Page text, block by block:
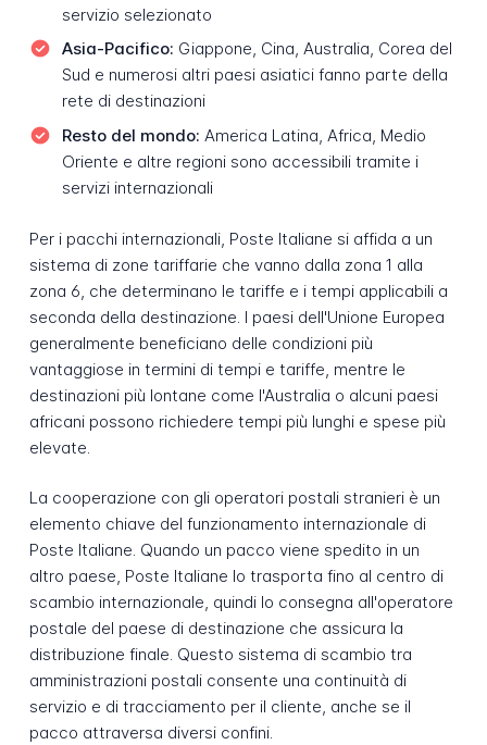
servizio selezionato
Asia-Pacifico: Giappone, Cina, Australia, Corea del
Sud e numerosi altri paesi asiatici fanno parte della
rete di destinazioni
Resto del mondo: America Latina, Africa, Medio
Oriente e altre regioni sono accessibili tramite i
servizi internazionali
Per i pacchi internazionali, Poste Italiane si affida a un
sistema di zone tariffarie che vanno dalla zona 1 alla
zona 6, che determinano le tariffe e i tempi applicabili a
seconda della destinazione. I paesi dell'Unione Europea
generalmente beneficiano delle condizioni più
vantaggiose in termini di tempi e tariffe, mentre le
destinazioni più lontane come l'Australia o alcuni paesi
africani possono richiedere tempi più lunghi e spese più
elevate.
La cooperazione con gli operatori postali stranieri è un
elemento chiave del funzionamento internazionale di
Poste Italiane. Quando un pacco viene spedito in un
altro paese, Poste Italiane lo trasporta fino al centro di
scambio internazionale, quindi lo consegna all'operatore
postale del paese di destinazione che assicura la
distribuzione finale. Questo sistema di scambio tra
amministrazioni postali consente una continuità di
servizio e di tracciamento per il cliente, anche se il
pacco attraversa diversi confini.